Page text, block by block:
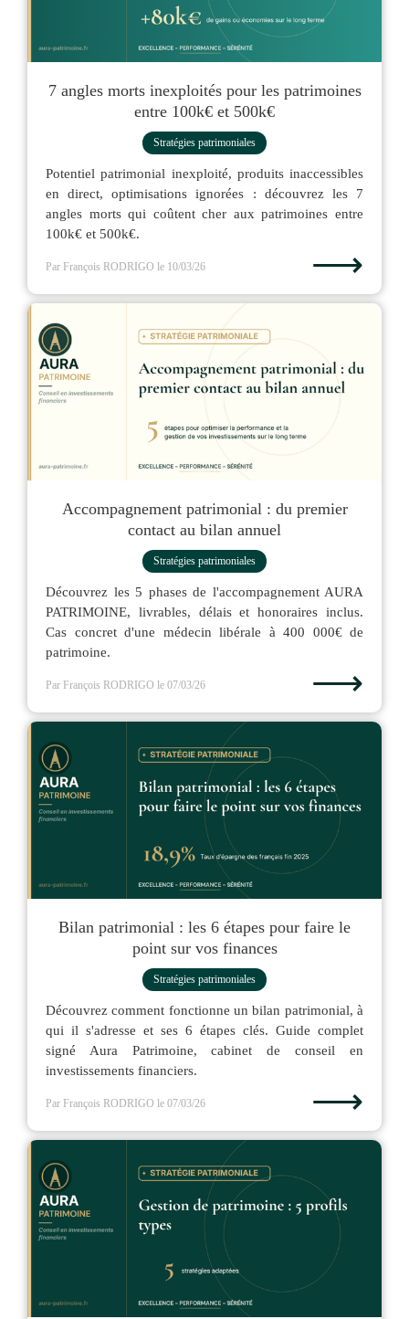
7 angles morts inexploités pour les patrimoines
entre 100k€ et 500k€
Stratégies patrimoniales
Potentiel patrimonial inexploité, produits inaccessibles
en direct, optimisations ignorées : découvrez les 7
angles morts qui coûtent cher aux patrimoines entre
100k€ et 500k€.
Par François RODRIGO le 10/03/26 ⟶
Accompagnement patrimonial : du premier
contact au bilan annuel
Stratégies patrimoniales
Découvrez les 5 phases de l'accompagnement AURA
PATRIMOINE, livrables, délais et honoraires inclus.
Cas concret d'une médecin libérale à 400 000€ de
patrimoine.
Par François RODRIGO le 07/03/26 ⟶
Bilan patrimonial : les 6 étapes pour faire le
point sur vos finances
Stratégies patrimoniales
Découvrez comment fonctionne un bilan patrimonial, à
qui il s'adresse et ses 6 étapes clés. Guide complet
signé Aura Patrimoine, cabinet de conseil en
investissements financiers.
Par François RODRIGO le 07/03/26 ⟶